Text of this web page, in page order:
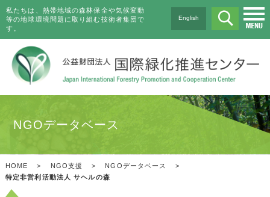
私たちは、熱帯地域の森林保全や気候変動
等の地球環境問題に取り組む技術者集団で
す。
English
NGOデータベース
HOME > NGO支援 > NGOデータベース
>
特定非営利活動法人 サヘルの森